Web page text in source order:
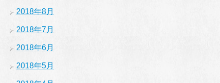
2018年8月
2018年7月
2018年6月
2018年5月